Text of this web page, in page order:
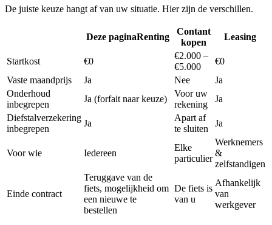
De juiste keuze hangt af van uw situatie. Hier zijn de verschillen.
Deze paginaRenting
Contant
kopen
Leasing
Startkost €0
€2.000 –
€5.000
€0
Vaste maandprijs
Ja Nee
Ja
Onderhoud
inbegrepen
Ja (forfait naar keuze)
Voor uw
rekening
Ja
Diefstalverzekering
inbegrepen
Ja
Apart af
te sluiten
Ja
Voor wie Iedereen
Elke
particulier
Werknemers
&
zelfstandigen
Einde contract
Teruggave van de
fiets, mogelijkheid om
een nieuwe te
bestellen
De fiets is
van u
Afhankelijk
van
werkgever